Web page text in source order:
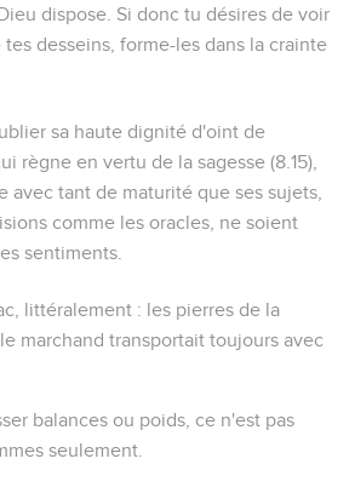
dispose. Si donc tu désires de voir
desseins, forme-les dans la crainte
sa haute dignité d'oint de
règne en vertu de la sagesse (8.15),
avec tant de maturité que ses sujets,
comme les oracles, ne soient
sentiments.
, littéralement : les pierres de la
le marchand transportait toujours avec
balances ou poids, ce n'est pas
seulement.